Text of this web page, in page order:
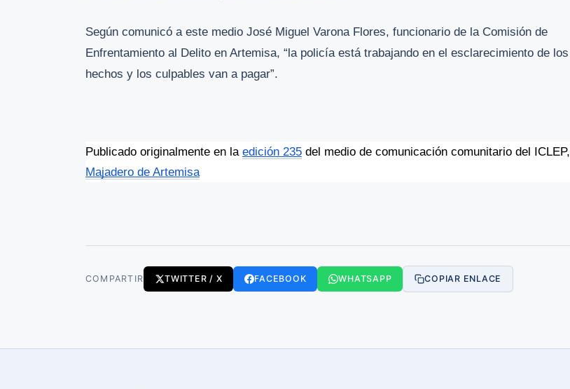
Según comunicó a este medio José Miguel Varona Flores, funcionario de la Comisión de
Enfrentamiento al Delito en Artemisa, “la policía está trabajando en el esclarecimiento de los
hechos y los culpables van a pagar”.
Publicado originalmente en la edición 235 del medio de comunicación comunitario del ICLEP,
Majadero de Artemisa
COMPARTIR TWITTER / X FACEBOOK WHATSAPP COPIAR ENLACE